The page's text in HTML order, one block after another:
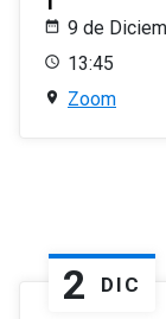
9 de
13:45
Zoom
2 DIC